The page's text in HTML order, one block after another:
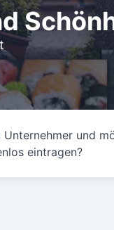
und
eintragen?